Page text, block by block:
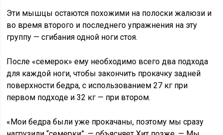
Эти мышцы остаются похожими на полоски жалюзи и
во время второго и последнего упражнения на эту
группу — сгибания одной ноги стоя.
После «семерок» ему необходимо всего два подхода
для каждой ноги, чтобы закончить прокачку задней
поверхности бедра, с использованием 27 кг при
первом подходе и 32 кг — при втором.
«Мои бедра были уже прокачаны, поэтому мы сразу